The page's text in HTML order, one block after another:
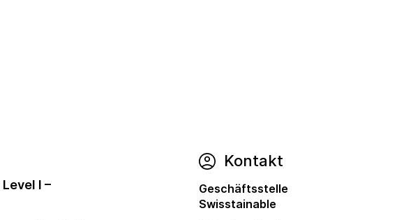
Level I –
Kontakt
Geschäftsstelle
Swisstainable